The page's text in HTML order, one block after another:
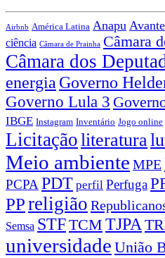
Airbnb América Latina Anapu Avante
ciência Câmara de Prainha Câmara
Câmara dos
energia Governo
Governo Lula 3
IBGE Instagram Inventário Jogo online
Licitaçãoliteratura
Meio ambiente MPE
PCPA PDT perfil Perfuga
PPreligião
Semsa STFTCM TJPA
universidade União